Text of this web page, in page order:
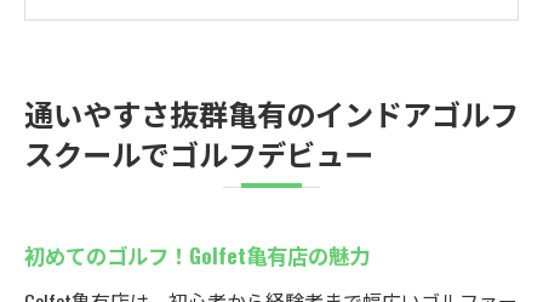
定額制プランで気軽に始めるゴルフライフ
ゴルフデビューは亀有で！初心者向けプラ
駅近で便利Golfet亀有店のインドアゴルフスクー
通いやすさ抜群亀有のインドアゴルフ
スクールでゴルフデビュー
初めてのゴルフ！Golfet亀有店の魅力